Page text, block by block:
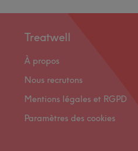
Treatwell
À propos
Nous recrutons
Mentions légales et RGPD
Paramètres des cookies